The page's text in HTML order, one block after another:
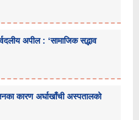
अपील : ‘सामाजिक सद्भाव
कारण अर्घाखाँची अस्पतालको